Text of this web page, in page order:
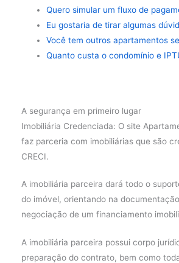
Quero simular um fluxo de
Eu gostaria de tirar algumas
Você tem outros apartamentos
Quanto custa o condomínio e
A segurança em primeiro lugar
Imobiliária Credenciada: O site
faz parceria com imobiliárias que são
CRECI.
A imobiliária parceira dará todo o
do imóvel, orientando na
negociação de um financiamento
A imobiliária parceira possui corpo
preparação do contrato, bem como